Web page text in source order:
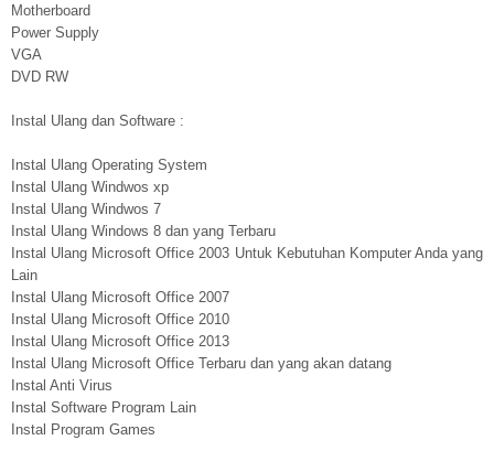
Motherboard
Power Supply
VGA
DVD RW
Instal Ulang dan Software :
Instal Ulang Operating System
Instal Ulang Windwos xp
Instal Ulang Windwos 7
Instal Ulang Windows 8 dan yang Terbaru
Instal Ulang Microsoft Office 2003 Untuk Kebutuhan Komputer Anda yang
Lain
Instal Ulang Microsoft Office 2007
Instal Ulang Microsoft Office 2010
Instal Ulang Microsoft Office 2013
Instal Ulang Microsoft Office Terbaru dan yang akan datang
Instal Anti Virus
Instal Software Program Lain
Instal Program Games